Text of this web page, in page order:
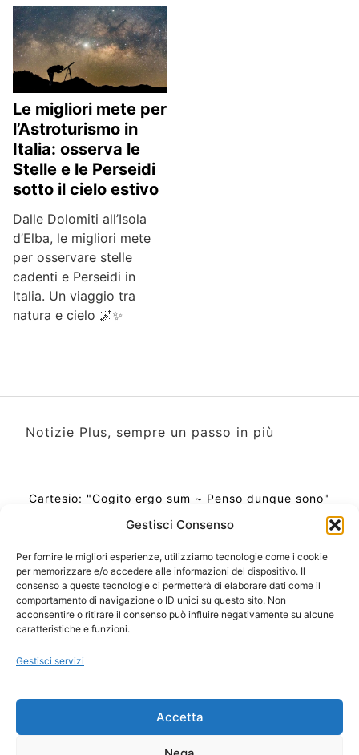
Gestisci Consenso
Per fornire le migliori esperienze, utilizziamo tecnologie come i cookie
per memorizzare e/o accedere alle informazioni del dispositivo. Il
consenso a queste tecnologie ci permetterà di elaborare dati come il
comportamento di navigazione o ID unici su questo sito. Non
acconsentire o ritirare il consenso può influire negativamente su alcune
caratteristiche e funzioni.
Gestisci servizi
Accetta
Le migliori mete per
l’Astroturismo in
Italia: osserva le
Stelle e le Perseidi
sotto il cielo estivo
Dalle Dolomiti all’Isola
d’Elba, le migliori mete
per osservare stelle
cadenti e Perseidi in
Italia. Un viaggio tra
natura e cielo 🌌✨
Notizie Plus, sempre un passo in più
Cartesio: "Cogito ergo sum ~ Penso dunque sono"
Ora Esatta in Italia in questo momento
Ti Senti Strano Ultimamente? Potrebbe Essere per
la Risonanza di Schumann
Come Sapere Se Stai Ascendendo alla Quinta
Copyright 2026 NotiziePlus.com